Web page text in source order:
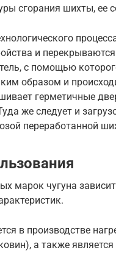
сгорания шихты, ее
и
с помощью
образом и
герметичные
же следует и
переработанной
марок чугуна
в производстве
а также